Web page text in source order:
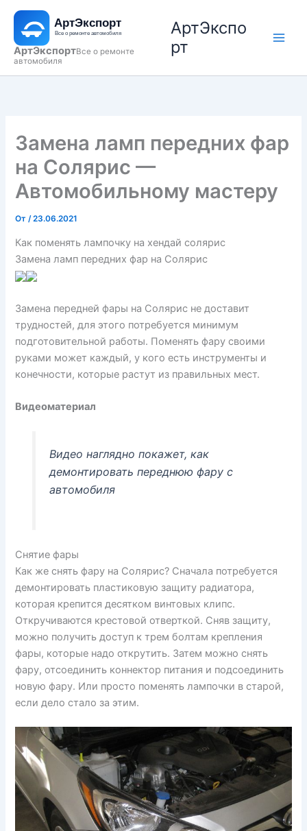
Перейти
содержимому
АртЭкспортВсе о ремонте
автомобиля
АртЭкспо
рт
Замена ламп передних фар
на Солярис —
Автомобильному мастеру
От /23.06.2021
Как поменять лампочку на хендай солярис
Замена ламп передних фар на Солярис
Замена передней фары на Солярис не доставит
трудностей, для этого потребуется минимум
подготовительной работы. Поменять фару своими
руками может каждый, у кого есть инструменты и
конечности, которые растут из правильных мест.
Видеоматериал
Видео наглядно покажет, как
демонтировать переднюю фару с
автомобиля
Снятие фары
Как же снять фару на Солярис? Сначала потребуется
демонтировать пластиковую защиту радиатора,
которая крепится десятком винтовых клипс.
Откручиваются крестовой отверткой. Сняв защиту,
можно получить доступ к трем болтам крепления
фары, которые надо открутить. Затем можно снять
фару, отсоединить коннектор питания и подсоединить
новую фару. Или просто поменять лампочки в старой,
если дело стало за этим.